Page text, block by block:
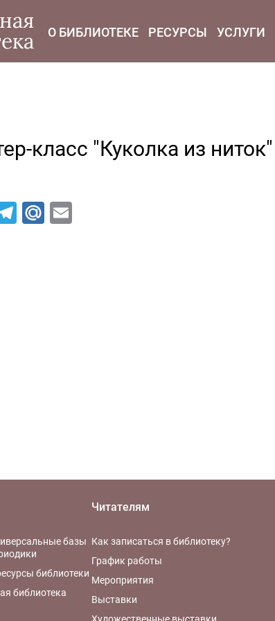
О БИБЛИОТЕКЕ РЕСУРСЫ УСЛУГИ
класс "Куколка из ниток"
Telegram
Mail.Ru
базы
библиотеки
библиотека
Читателям
Как записаться в библиотеку?
График работы
Мероприятия
Выставки